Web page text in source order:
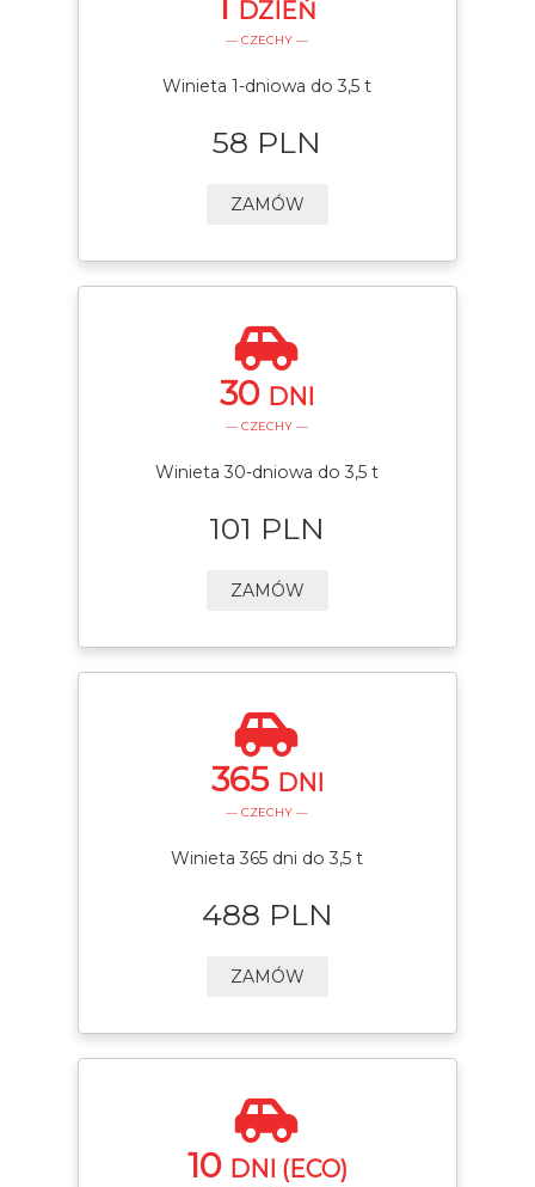
DZIEŃ
— CZECHY —
Winieta 1-dniowa do 3,5 t
58 PLN
ZAMÓW
30 DNI
— CZECHY —
Winieta 30-dniowa do 3,5 t
101 PLN
ZAMÓW
365 DNI
— CZECHY —
Winieta 365 dni do 3,5 t
488 PLN
ZAMÓW
10 DNI (ECO)